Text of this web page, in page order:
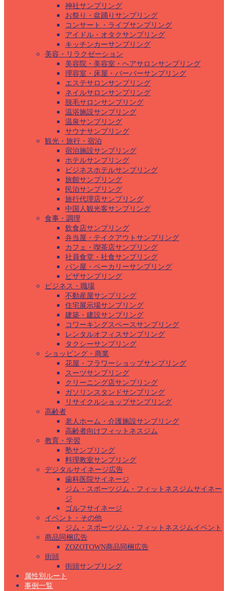
神社サンプリング
お祭り・盆踊りサンプリング
コンサート・ライブサンプリング
アイドル・オタクサンプリング
キッチンカーサンプリング
美容・リラクゼーション
美容院・美容室・ヘアサロンサンプリング
理容室・床屋・バーバーサンプリング
エステサロンサンプリング
ネイルサロンサンプリング
脱毛サロンサンプリング
温浴施設サンプリング
温泉サンプリング
サウナサンプリング
観光・旅行・宿泊
宿泊施設サンプリング
ホテルサンプリング
ビジネスホテルサンプリング
旅館サンプリング
民泊サンプリング
旅行代理店サンプリング
中国人観光客サンプリング
食事・調理
飲食店サンプリング
弁当屋・テイクアウトサンプリング
カフェ・喫茶店サンプリング
社員食堂・社食サンプリング
パン屋・ベーカリーサンプリング
ピザサンプリング
ビジネス・職場
不動産屋サンプリング
住宅展示場サンプリング
建築・建設サンプリング
コワーキングスペースサンプリング
レンタルオフィスサンプリング
タクシーサンプリング
ショッピング・商業
花屋・フラワーショップサンプリング
スーツサンプリング
クリーニング店サンプリング
ガソリンスタンドサンプリング
リサイクルショップサンプリング
高齢者
老人ホーム・介護施設サンプリング
高齢者向けフィットネスジム
教育・学習
塾サンプリング
料理教室サンプリング
デジタルサイネージ広告
歯科医院サイネージ
ジム・スポーツジム・フィットネスジムサイネー
ジ
ゴルフサイネージ
イベント・その他
ジム・スポーツジム・フィットネスジムイベント
商品同梱広告
ZOZOTOWN商品同梱広告
街頭
街頭サンプリング
属性別ルート
事例一覧